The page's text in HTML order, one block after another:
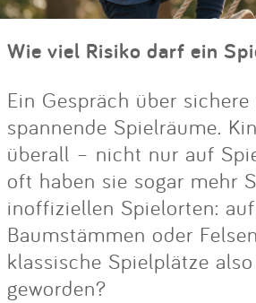
Wie viel Risiko darf ein
Ein Gespräch über sichere
spannende Spielräume.
überall – nicht nur auf
oft haben sie sogar mehr
inoffiziellen Spielorten:
Baumstämmen oder
klassische Spielplätze
geworden?